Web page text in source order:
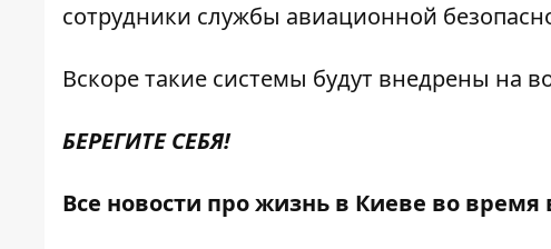
сотрудники службы авиационной
Вскоре такие системы будут внедрены на
БЕРЕГИТЕ СЕБЯ!
Все новости про жизнь в Киеве во